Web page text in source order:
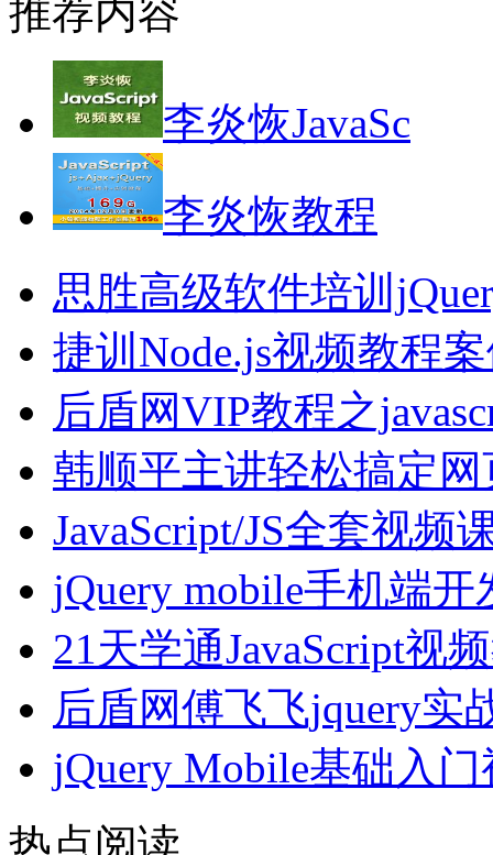
推荐内容
李炎恢JavaSc
李炎恢教程
思胜高级软件培训
捷训Node.js视频教程
后盾网VIP教程之
韩顺平主讲轻松搞定网
JavaScript/JS全套视频
jQuery mobile手机端
21天学通JavaScript视
后盾网傅飞飞jquery实
jQuery Mobile基础入
热点阅读